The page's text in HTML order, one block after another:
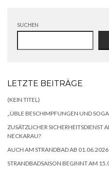
SUCHEN
LETZTE BEITRÄGE
(KEIN TITEL)
„ÜBLE BESCHIMPFUNGEN UND
ZUSÄTZLICHER
NECKARAU?
AUCH AM STRANDBAD AB
STRANDBADSAISON BEGINNT AM